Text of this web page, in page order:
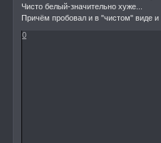
Чисто белый-значительно хуже...
Причём пробовал и в "чистом" виде
0